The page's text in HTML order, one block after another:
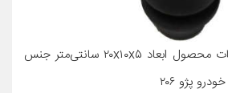
معرفی محصول جزئیات محصول ابعاد ۲۰x۱۰x۵ سانتی‌متر جنس
پژو ۲۰۶